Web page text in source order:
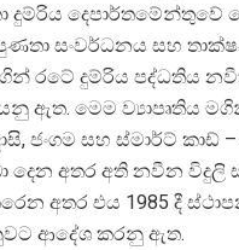
දුම්රිය
සංවර්ධනය සහ
රටේ දුම්රිය පද්ධතිය
ඇත. මෙම ව්‍යාපෘතිය
ජංගම සහ ස්මාර්ට් කාඩ්
දෙන අතර අති නවීන විදුලි
අතර එය 1985 දී
ආදේශ කරනු ඇත.